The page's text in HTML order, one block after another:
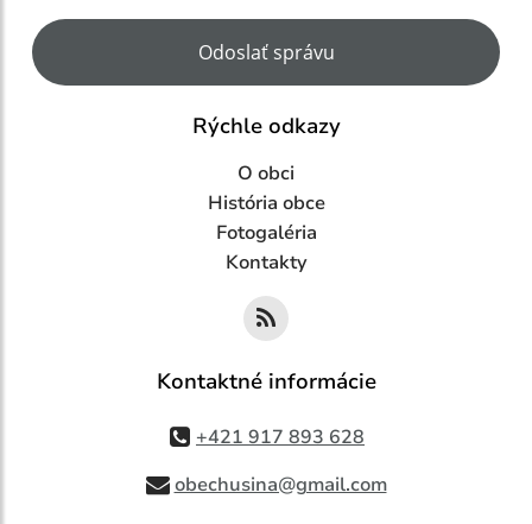
Google reCaptcha Response
Odoslať správu
Rýchle odkazy
O obci
História obce
Fotogaléria
Kontakty
Kontaktné informácie
+421 917 893 628
obechusina@gmail.com